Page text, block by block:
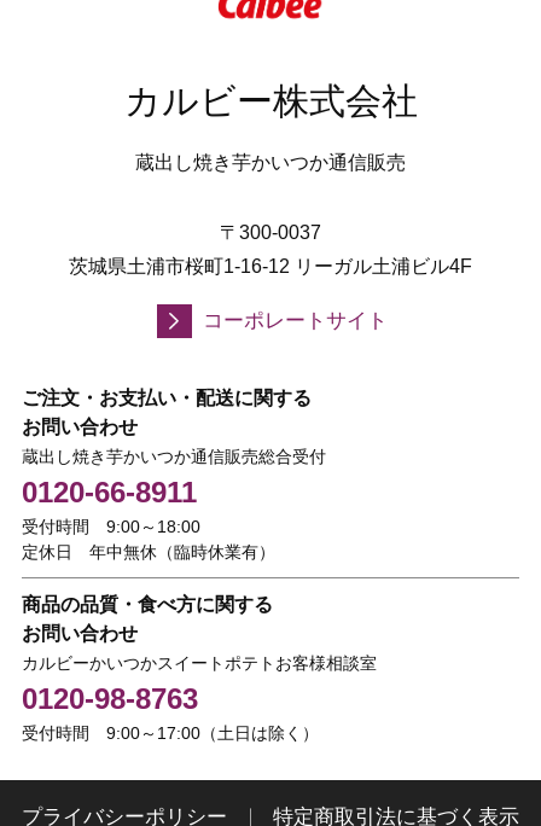
カルビー株式会社
蔵出し焼き芋かいつか通信販売
〒300-0037
茨城県土浦市桜町1-16-12 リーガル土浦ビル4F
コーポレートサイト
ご注文・お支払い・配送に関する
お問い合わせ
蔵出し焼き芋かいつか通信販売総合受付
0120-66-8911
受付時間 9:00～18:00
定休日 年中無休（臨時休業有）
商品の品質・食べ方に関する
お問い合わせ
カルビーかいつかスイートポテトお客様相談室
0120-98-8763
受付時間 9:00～17:00（土日は除く）
プライバシーポリシー 特定商取引法に基づく表示